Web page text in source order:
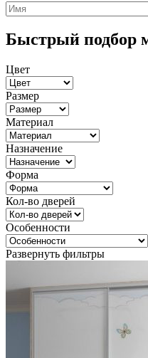
Быстрый подбор
Цвет
Размер
Материал
Назначение
Форма
Кол-во дверей
Особенности
Развернуть фильтры